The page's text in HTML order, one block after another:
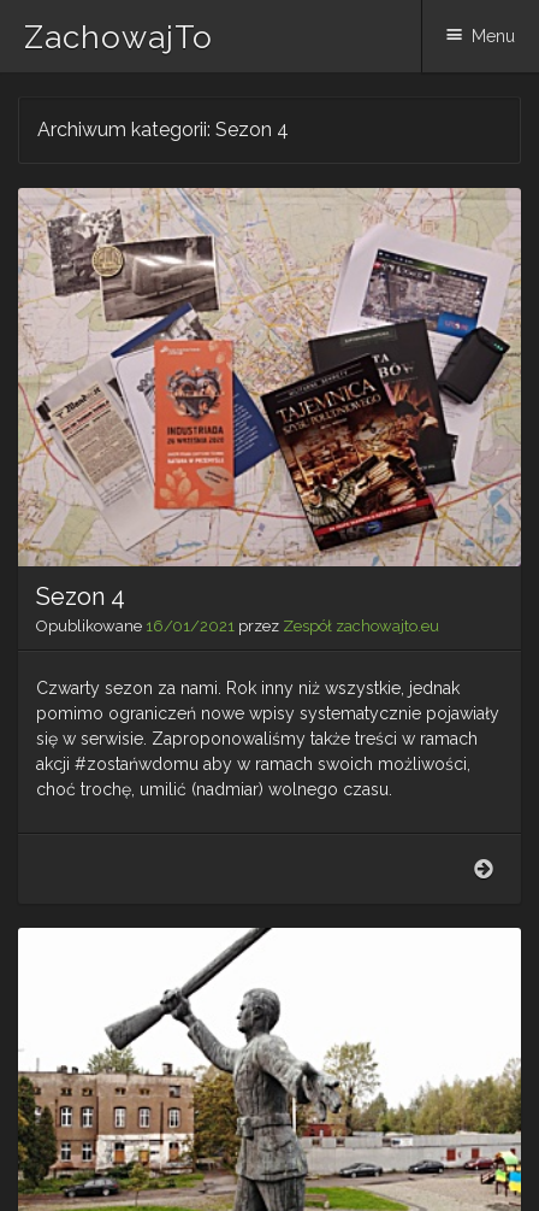
ZachowajTo Menu
Archiwum kategorii: Sezon 4
Sezon 4
Opublikowane 16/01/2021 przez Zespół zachowajto.eu
Czwarty sezon za nami. Rok inny niż wszystkie, jednak
pomimo ograniczeń nowe wpisy systematycznie pojawiały
się w serwisie. Zaproponowaliśmy także treści w ramach
akcji #zostańwdomu aby w ramach swoich możliwości,
choć trochę, umilić (nadmiar) wolnego czasu.